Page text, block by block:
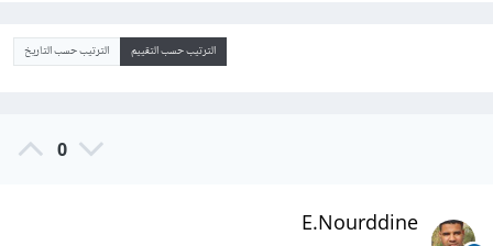
الترتيب حسب التقييم الترتيب حسب التاريخ
0
E.Nourddine